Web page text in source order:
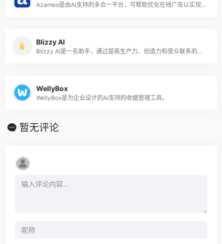
Azameo是由AI支持的多合一平台，可帮助优化在线广告以实现激增的在线销售
Blizzy AI
Blizzy AI是一名助手，通过提高生产力、创造力和受众联系的功能来增强营销和销售策略
WellyBox
WellyBox是为企业设计的AI支持的收据管理工具。
暂无评论